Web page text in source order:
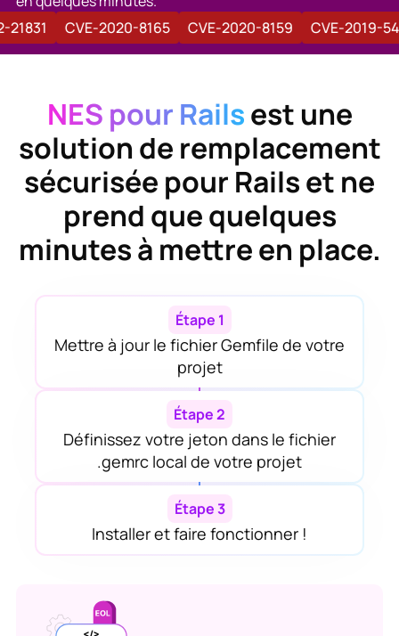
21831
CVE-2020-8165 CVE-2020-8159 CVE-
NES pour Railsest une
solution de remplacement
sécurisée pour Railset ne
prend que quelques
minutes à mettre en place.
Étape 1
Mettre à jour le fichier Gemfile de votre
projet
Étape 2
Définissez votre jeton dans le fichier
.gemrc local de votre projet
Étape 3
Installer et faire fonctionner !